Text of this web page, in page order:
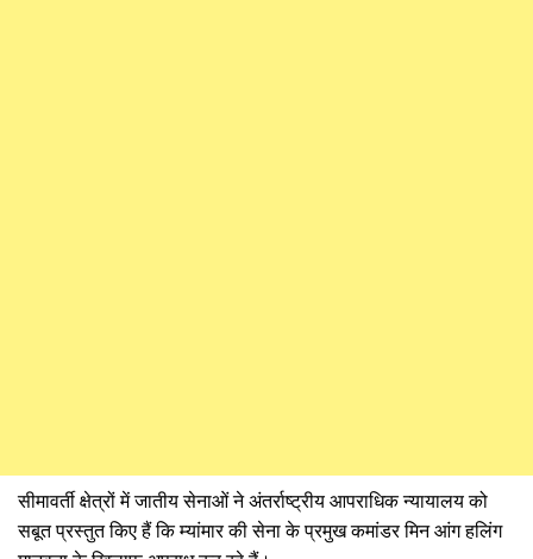
सीमावर्ती क्षेत्रों में जातीय सेनाओं ने अंतर्राष्ट्रीय आपराधिक न्यायालय को
सबूत प्रस्तुत किए हैं कि म्यांमार की सेना के प्रमुख कमांडर मिन आंग हलिंग